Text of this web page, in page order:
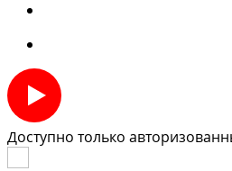
Доступно только